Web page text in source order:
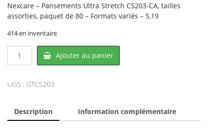
Nexcare – Pansements Ultra Stretch CS203-CA, tailles
assorties, paquet de 80 – Formats variés – 5,19
414 en inventaire
CS203,
Ajouter au panier
UGS : GTCS203
Description Information complémentaire